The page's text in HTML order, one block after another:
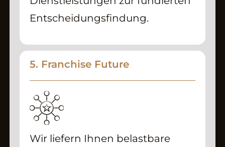
Entscheidungsfindung.
5. Franchise Future
Wir liefern Ihnen belastbare